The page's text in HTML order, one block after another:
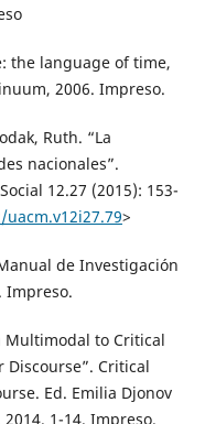
the language of time,
2006. Impreso.
Ruth. “La
nacionales”.
12.27 (2015): 153-
>
de Investigación
Impreso.
Multimodal to Critical
Critical
Ed. Emilia Djonov
1-14. Impreso.